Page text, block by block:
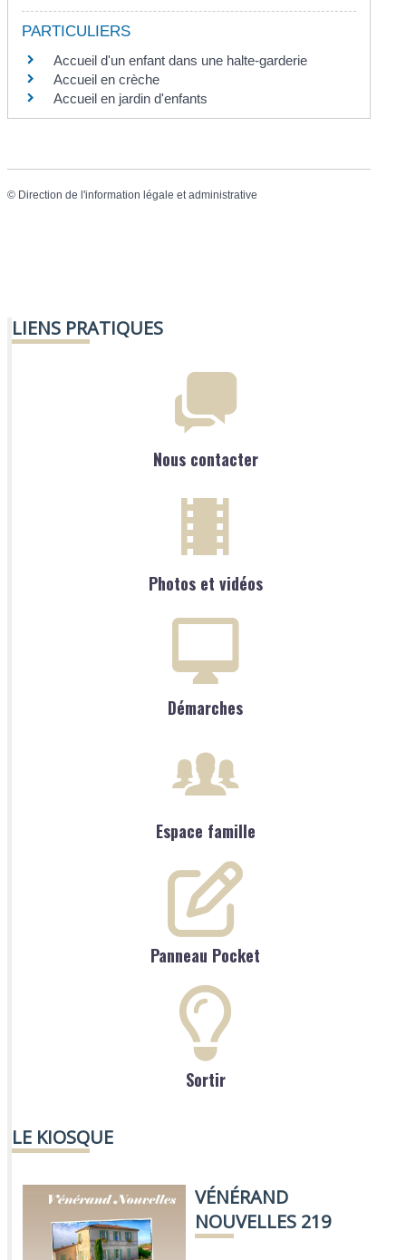
PARTICULIERS
Accueil d'un enfant dans une halte-garderie
Accueil en crèche
Accueil en jardin d'enfants
© Direction de l'information légale et administrative
LIENS PRATIQUES
Nous contacter
Photos et vidéos
Démarches
Espace famille
Panneau Pocket
Sortir
LE KIOSQUE
VÉNÉRAND
NOUVELLES 219